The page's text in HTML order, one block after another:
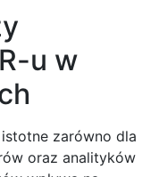
u w
zarówno dla
oraz analityków